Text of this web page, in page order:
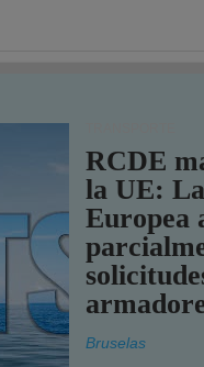
RCDE
la UE:
Europea
Bruselas